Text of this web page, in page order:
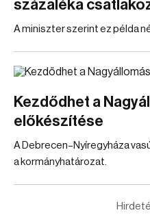
százaléka
A miniszter szerint ez példa
Kezdődhet a
előkészítése
A Debrecen–Nyíregyháza
a kormányhatározat.